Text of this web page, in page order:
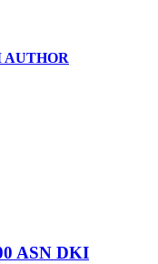
AUTHOR
ASN DKI